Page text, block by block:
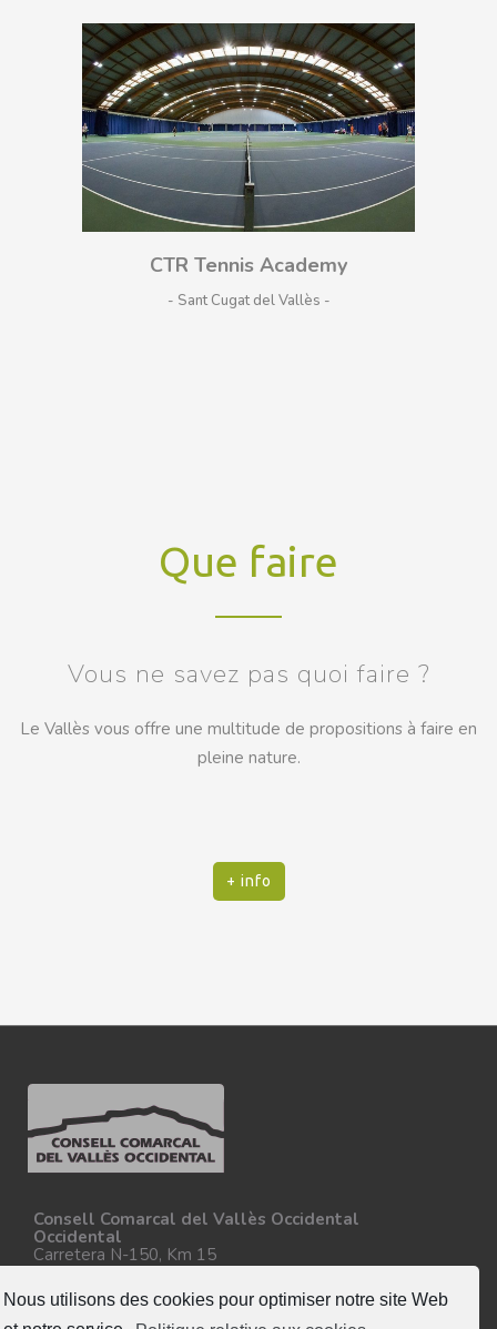
Nous utilisons des cookies pour optimiser notre site Web
CTR Tennis Academy
- Sant Cugat del Vallès
Que faire
Vous ne savez pas quoi faire ?
Le Vallès vous offre une multitude de propositions à faire en
pleine nature.
+ info
Consell Comarcal del Vallès Occidental
Occidental
Carretera N-150, Km 15
08227 - Terrassa
Tel. 93 727 35 34